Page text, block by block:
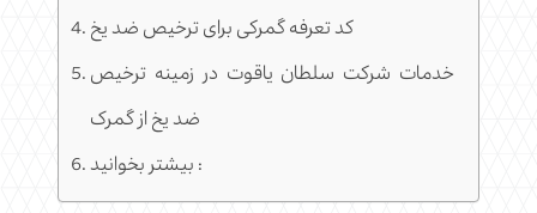
کد تعرفه گمرکی برای ترخیص ضد یخ
خدمات شرکت سلطان یاقوت در زمینه ترخیص
ضد یخ از گمرک
بیشتر بخوانید :